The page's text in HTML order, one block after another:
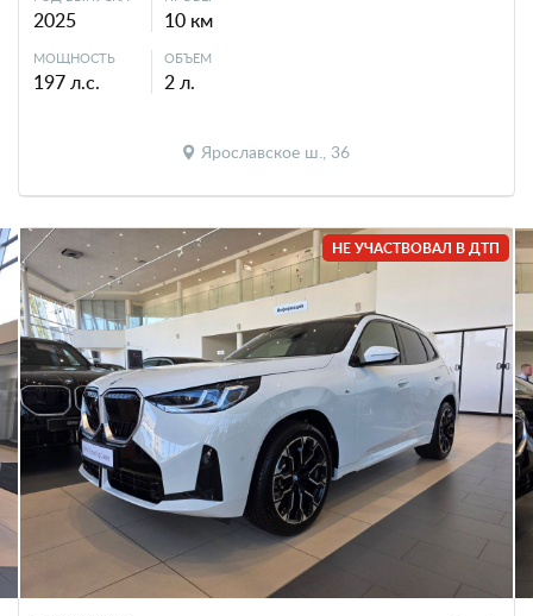
2025 10 км
МОЩНОСТЬ
197 л.с.
ОБЪЕМ
2 л.
Ярославское ш., 36
НЕ УЧАСТВОВАЛ В ДТП